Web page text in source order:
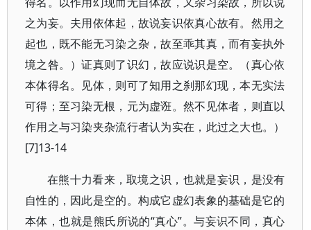
之为妄。夫用依体起，故说妄识依真心故有。然用之
起也，既不能无习染之杂，故至乖其真，而有妄执外
境之咎。）证真则了识幻，故应说识是空。（真心依
本体得名。见体，则可了知用之刹那幻现，本无实法
可得；至习染无根，元为虚诳。然不见体者，则直以
作用之与习染夹杂流行者认为实在，此过之大也。）
[7]13-14
在熊十力看来，取境之识，也就是妄识，是没有
自性的，因此是空的。构成它虚幻表象的基础是它的
本体，也就是熊氏所说的“真心”。与妄识不同，真心